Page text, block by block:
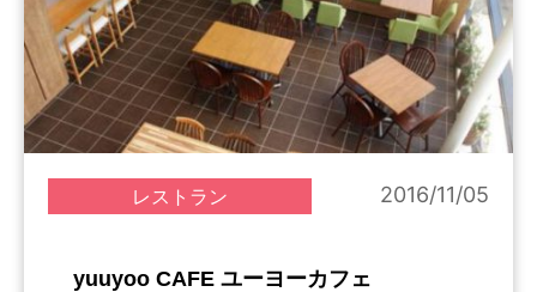
レストラン 2016/11/05
yuuyoo CAFE ユーヨーカフェ